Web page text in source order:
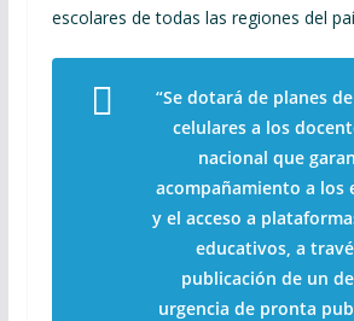
escolares de todas las regiones del
“Se dotará de planes
celulares a los
nacional que
acompañamiento a los
y el acceso a
educativos, a
publicación de un
urgencia de pronta